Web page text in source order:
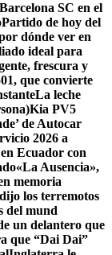
SC en el
Partido de hoy del
dónde ver en
ideal para
frescura y
que convierte
La leche
Kia PV5
de Autocar
2026 a
Ecuador con
«La Ausencia»,
memoria
los terremotos
del mund
un delantero que
que “Dai Dai”